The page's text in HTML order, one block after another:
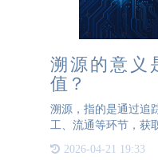
溯源的意义
值？
溯源，指的是通过追
工、流通等环节，获
理方法，为企业和
2026-04-21 19:33